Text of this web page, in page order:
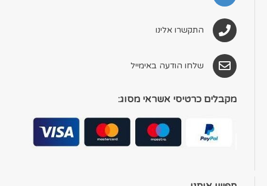
התקשרו אלינו
שלחו הודעה באימייל
מקבלים כרטיסי אשראי מסוג: